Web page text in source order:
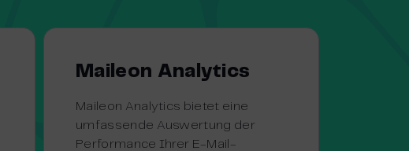
Maileon Analytics
Maileon Analytics bietet eine
umfassende Auswertung der
Performance Ihrer E-Mail-